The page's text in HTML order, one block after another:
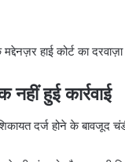
हाई कोर्ट का
हुई कार्रवाई
दर्ज होने के बावजूद